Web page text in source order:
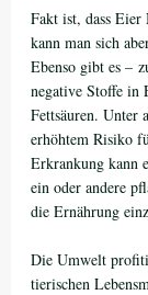
Fakt ist, dass
kann man sich
Ebenso gibt es –
negative Stoffe in
Fettsäuren. Unter
erhöhtem Risiko
Erkrankung kann
ein oder andere
die Ernährung
Die Umwelt
tierischen